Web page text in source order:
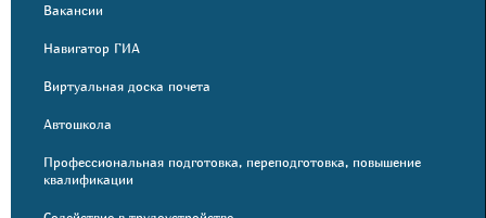
Вакансии
Навигатор ГИА
Виртуальная доска почета
Автошкола
Профессиональная подготовка, переподготовка, повышение
квалификации